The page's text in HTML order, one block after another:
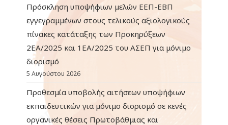
Πρόσκληση υποψήφιων μελών ΕΕΠ-ΕΒΠ
εγγεγραμμένων στους τελικούς αξιολογικούς
πίνακες κατάταξης των Προκηρύξεων
2ΕΑ/2025 και 1ΕΑ/2025 του ΑΣΕΠ για μόνιμο
διορισμό
5 Αυγούστου 2026
Προθεσμία υποβολής αιτήσεων υποψήφιων
εκπαιδευτικών για μόνιμο διορισμό σε κενές
οργανικές θέσεις Πρωτοβάθμιας και